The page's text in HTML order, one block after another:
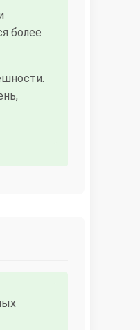
более